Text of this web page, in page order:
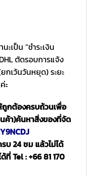
เป็น “ชำระเงิน
ตัดรอบการแจ้ง
กเว้นวันหยุด) ระยะ
ะ
กต้องครบถ้วนเพื่อ
ค้า)ค้นหาสิ่งของที่จัด
บ 24 ชม แล้วไม่ได้
Tel : +66 81 170